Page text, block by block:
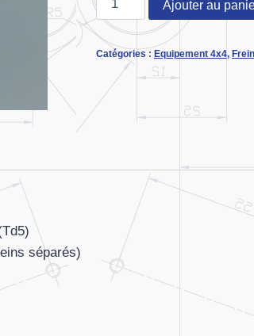
de
Platines
étriers
LR
Discovery2-
jeu)
Ajouter au
Catégories : Equipement 4x4,
séparés)